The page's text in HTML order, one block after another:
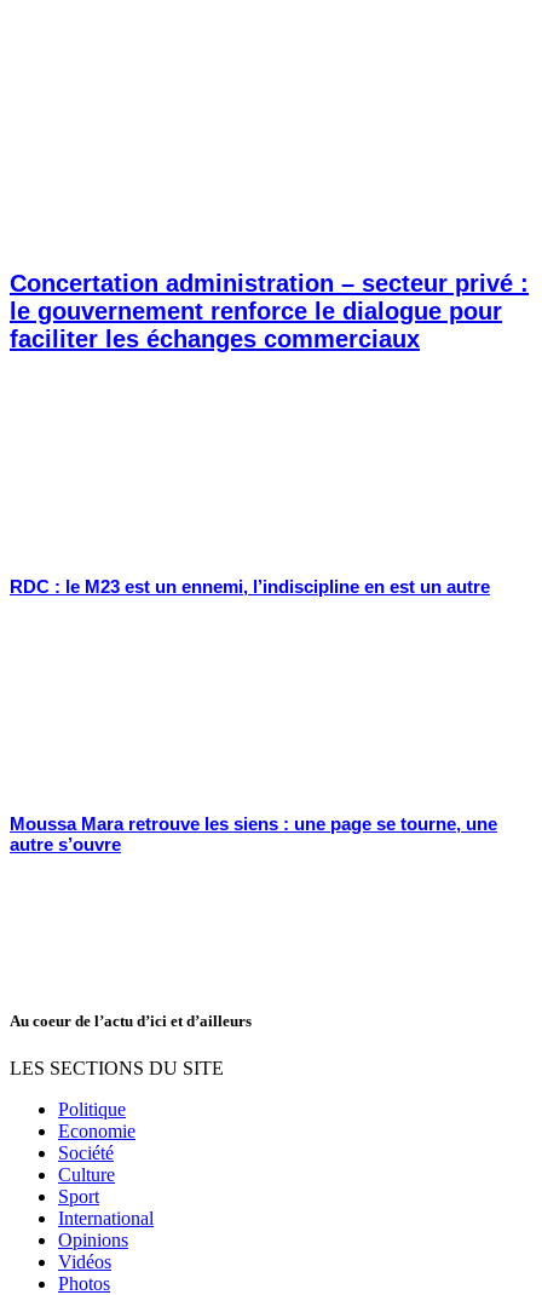
Concertation administration – secteur privé :
le gouvernement renforce le dialogue pour
faciliter les échanges commerciaux
RDC : le M23 est un ennemi, l’indiscipline en est un autre
Moussa Mara retrouve les siens : une page se tourne, une
autre s’ouvre
Au coeur de l’actu d’ici et d’ailleurs
LES SECTIONS DU SITE
Politique
Economie
Société
Culture
Sport
International
Opinions
Vidéos
Photos